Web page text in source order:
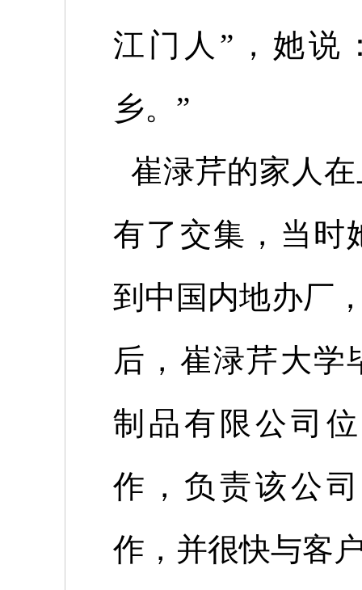
江门人”，她说
乡。”
崔渌芹的家人
有了交集，当时
到中国内地办厂
后，崔渌芹大学
制品有限公司
作，负责该公
作，并很快与客